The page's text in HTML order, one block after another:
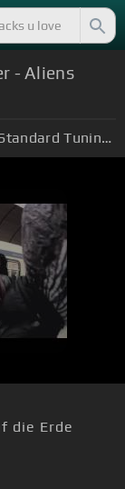
- Aliens
Standard Tuning (EADGBE)
die Erde